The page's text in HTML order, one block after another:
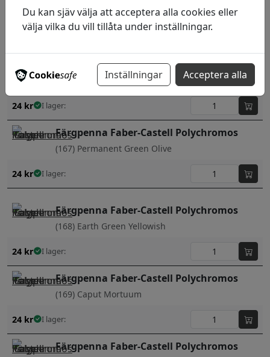
(165) Juniper Green
Färgpenna Faber-Castell Polychromos
(166) Grass Green
24 kr I lager:
Färgpenna Faber-Castell Polychromos
(167) Permanent Green Olive
24 kr I lager:
Färgpenna Faber-Castell Polychromos
(168) Earth Green Yellowish
24 kr I lager:
Färgpenna Faber-Castell Polychromos
(169) Caput Mortuum
24 kr I lager:
Färgpenna Faber-Castell Polychromos
Du kan sjäv välja att acceptera alla cookies eller
välja vilka du vill tillåta under inställningar.
Inställningar Acceptera alla